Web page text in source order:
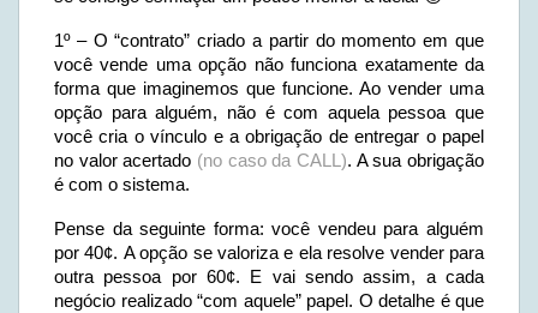
1º – O “contrato” criado a partir do momento em que
você vende uma opção não funciona exatamente da
forma que imaginemos que funcione. Ao vender uma
opção para alguém, não é com aquela pessoa que
você cria o vínculo e a obrigação de entregar o papel
no valor acertado (no caso da CALL). A sua obrigação
é com o sistema.
Pense da seguinte forma: você vendeu para alguém
por 40¢. A opção se valoriza e ela resolve vender para
outra pessoa por 60¢. E vai sendo assim, a cada
negócio realizado “com aquele” papel. O detalhe é que